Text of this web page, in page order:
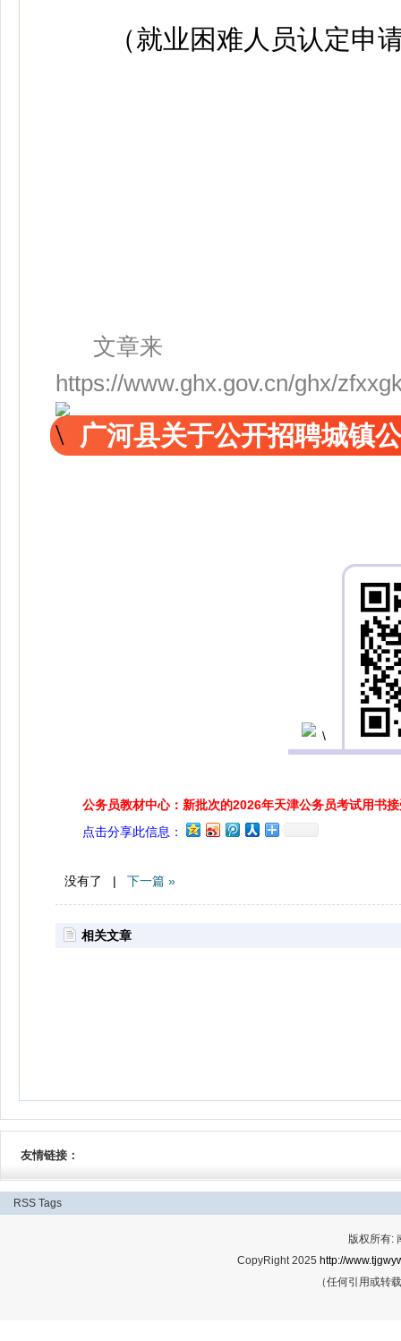
（就业困难人员认定申
文章来
https://www.ghx.gov.cn/ghx/
广河县关于公开招聘城镇
公务员教材中心：新批次的2026年天津公务员考试用书
点击分享此信息：
没有了 | 下一篇 »
相关文章
友情链接：
RSS Tags
版权所有:
CopyRight 2025 http://
（任何引用或转